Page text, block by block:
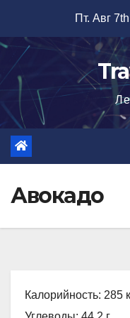
содержимому
Пт. Авг
Авокадо
Калорийность: 285